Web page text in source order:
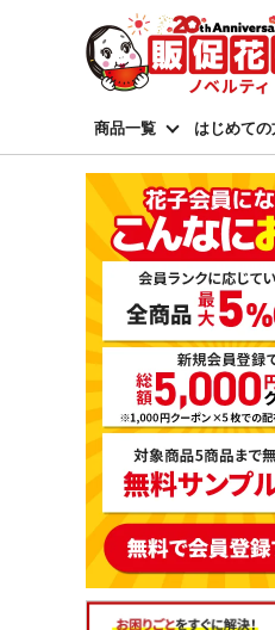
商品一覧 はじめての